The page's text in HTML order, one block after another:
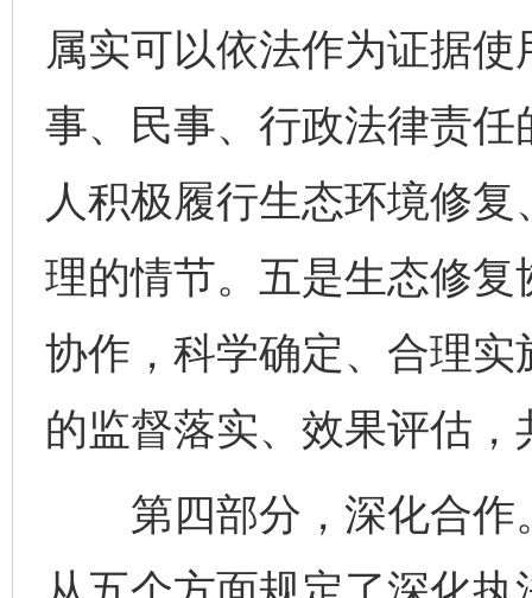
属实可以依法作为证据
事、民事、行政法律责
人积极履行生态环境修
理的情节。五是生态修
协作，科学确定、合理
的监督落实、效果评估
第四部分，深化合作